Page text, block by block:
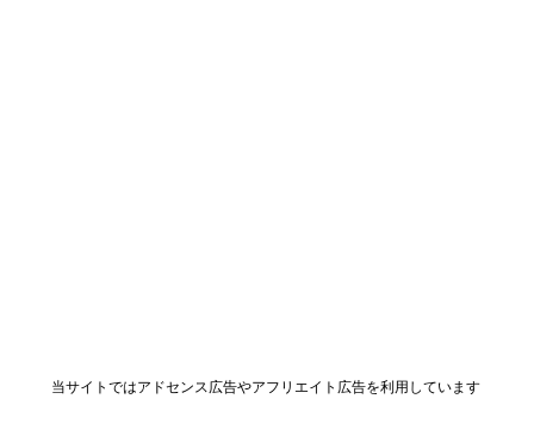
当サイトではアドセンス広告やアフリエイト広告を利用しています